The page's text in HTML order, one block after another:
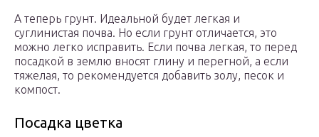
А теперь грунт. Идеальной будет легкая и
суглинистая почва. Но если грунт отличается, это
можно легко исправить. Если почва легкая, то перед
посадкой в землю вносят глину и перегной, а если
тяжелая, то рекомендуется добавить золу, песок и
компост.
Посадка цветка